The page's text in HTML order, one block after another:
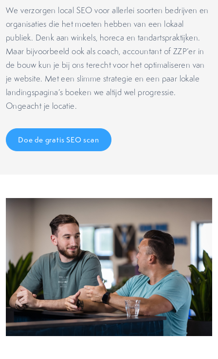
We verzorgen local SEO voor allerlei soorten bedrijven en
organisaties die het moeten hebben van een lokaal
publiek. Denk aan winkels, horeca en tandartspraktijken.
Maar bijvoorbeeld ook als coach, accountant of ZZP’er in
de bouw kun je bij ons terecht voor het optimaliseren van
je website. Met een slimme strategie en een paar lokale
landingspagina’s boeken we altijd wel progressie.
Ongeacht je locatie.
Doe de gratis SEO scan